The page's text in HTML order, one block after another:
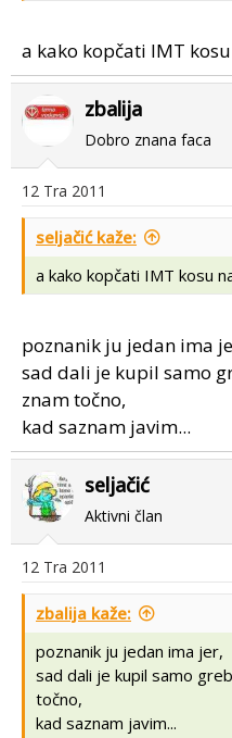
a kako kopčati IMT kosu
zbalija
Dobro znana faca
12 Tra 2011
seljačić kaže:
a kako kopčati IMT kosu
poznanik ju jedan ima
sad dali je kupil samo
znam točno,
kad saznam javim...
seljačić
Aktivni član
12 Tra 2011
zbalija kaže:
poznanik ju jedan ima jer,
sad dali je kupil samo
točno,
kad saznam javim...